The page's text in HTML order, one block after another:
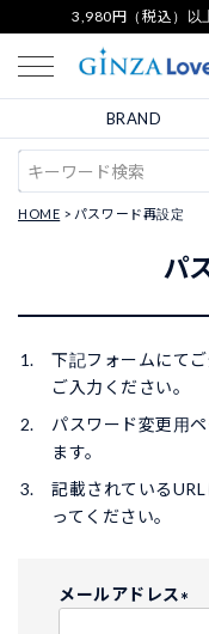
3,980円（税込）以
BRAND
HOME パスワード再設定
パ
下記フォームにて
ご入力ください。
パスワード変更用
ます。
記載されている
ってください。
メールアドレス